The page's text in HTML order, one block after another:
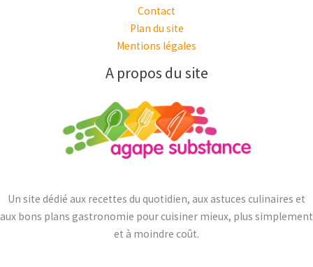
Contact
Plan du site
Mentions légales
A propos du site
Un site dédié aux recettes du quotidien, aux astuces culinaires et
aux bons plans gastronomie pour cuisiner mieux, plus simplement
et à moindre coût.